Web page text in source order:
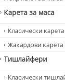
Карета за маса
Класически
Жакардови карета
Тишлайфери
Класически